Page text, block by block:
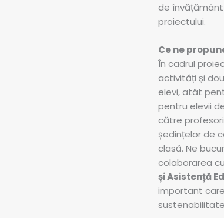
de
proiectului.
Ce ne
În cadrul
activități și
elevi, atât
pentru elevii
către
ședințelor de
clasă. Ne
colaborarea cu
și Asistență
important